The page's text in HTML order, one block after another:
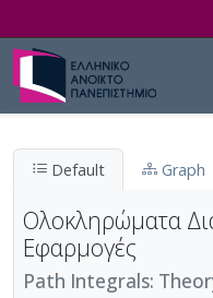
Default Graph
Ολοκληρώματα
Εφαρμογές
Path Integrals: